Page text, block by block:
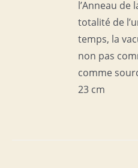
l’Anneau de
totalité de
temps, la
non pas
comme
23 cm